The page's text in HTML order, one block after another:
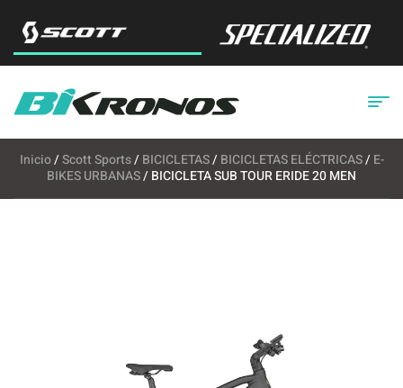
Inicio/Scott Sports/ BICICLETAS/ BICICLETAS ELÉCTRICAS/ E-
BIKES URBANAS/ BICICLETA SUB TOUR ERIDE 20 MEN